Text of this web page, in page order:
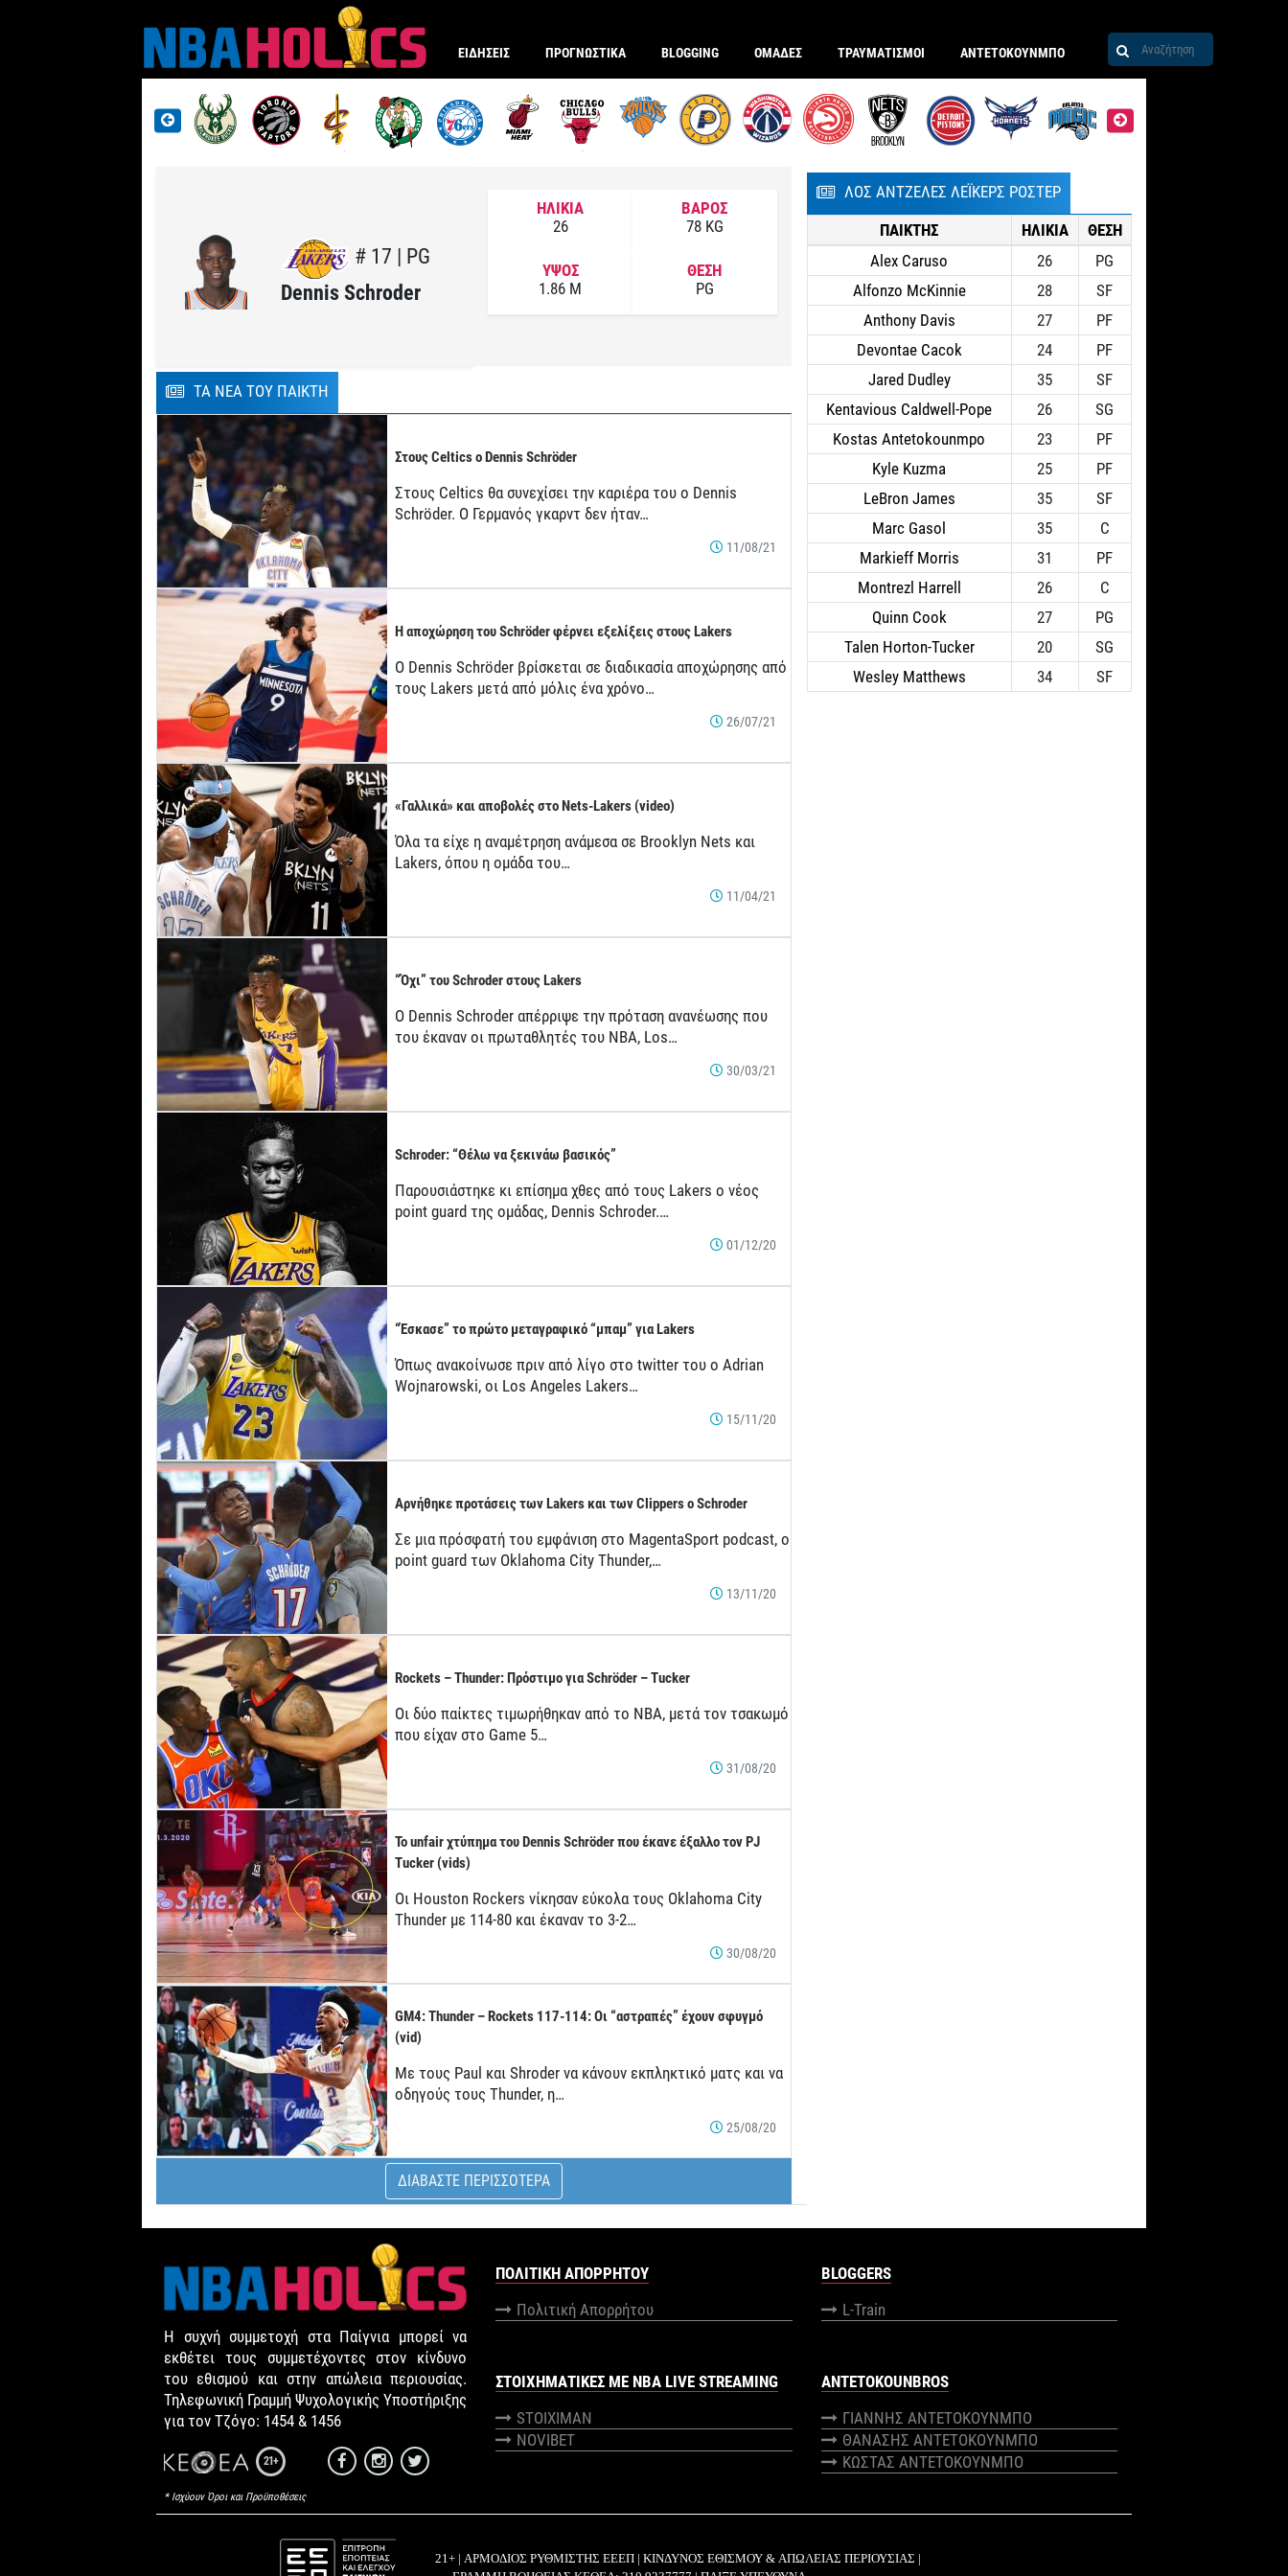
ΕΙΔΗΣΕΙΣ ΠΡΟΓΝΩΣΤΙΚΑ BLOGGING ΟΜΑΔΕΣ ΤΡΑΥΜΑΤΙΣΜΟΙ ΑΝΤΕΤΟΚΟΥΝΜΠΟ
# 17 | PG
Dennis Schroder
ΗΛΙΚΙΑ
26
ΒΑΡΟΣ
78 KG
ΥΨΟΣ
1.86 M
ΘΕΣΗ
PG
ΤΑ ΝΕΑ ΤΟΥ ΠΑΙΚΤΗ
Στους Celtics ο Dennis Schröder
Στους Celtics θα συνεχίσει την καριέρα του ο Dennis
Schröder. Ο Γερμανός γκαρντ δεν ήταν…
11/08/21
Η αποχώρηση του Schröder φέρνει εξελίξεις στους Lakers
Ο Dennis Schröder βρίσκεται σε διαδικασία αποχώρησης από
τους Lakers μετά από μόλις ένα χρόνο…
26/07/21
«Γαλλικά» και αποβολές στο Nets-Lakers (video)
Όλα τα είχε η αναμέτρηση ανάμεσα σε Brooklyn Nets και
Lakers, όπου η ομάδα του…
11/04/21
“Όχι” του Schroder στους Lakers
Ο Dennis Schroder απέρριψε την πρόταση ανανέωσης που
του έκαναν οι πρωταθλητές του NBA, Los…
30/03/21
Schroder: “Θέλω να ξεκινάω βασικός”
Παρουσιάστηκε κι επίσημα χθες από τους Lakers o νέος
point guard της ομάδας, Dennis Schroder.…
01/12/20
“Έσκασε” το πρώτο μεταγραφικό “μπαμ” για Lakers
Όπως ανακοίνωσε πριν από λίγο στο twitter του ο Adrian
Wojnarowski, οι Los Angeles Lakers…
15/11/20
Αρνήθηκε προτάσεις των Lakers και των Clippers o Schroder
Σε μια πρόσφατή του εμφάνιση στο MagentaSport podcast, o
point guard των Oklahoma City Thunder,…
13/11/20
Rockets – Thunder: Πρόστιμο για Schröder – Tucker
Οι δύο παίκτες τιμωρήθηκαν από το ΝΒΑ, μετά τον τσακωμό
που είχαν στο Game 5…
31/08/20
Το unfair χτύπημα του Dennis Schröder που έκανε έξαλλο τον PJ
Tucker (vids)
Οι Houston Rockers νίκησαν εύκολα τους Oklahoma City
Thunder με 114-80 και έκαναν το 3-2…
30/08/20
GM4: Thunder – Rockets 117-114: Οι “αστραπές” έχουν σφυγμό
(vid)
Με τους Paul και Shroder να κάνουν εκπληκτικό ματς και να
οδηγούς τους Thunder, η…
25/08/20
ΔΙΑΒΑΣΤΕ ΠΕΡΙΣΣΟΤΕΡΑ
ΛΟΣ ΑΝΤΖΕΛΕΣ ΛΕΪΚΕΡΣ ΡΟΣΤΕΡ
ΠΑΙΚΤΗΣ
ΗΛΙΚΙΑ
ΘΕΣΗ
Alex Caruso
26
PG
Alfonzo McKinnie
28
SF
Anthony Davis
27
PF
Devontae Cacok
24
PF
Jared Dudley
35
SF
Kentavious Caldwell-Pope
26
SG
Kostas Antetokounmpo
23
PF
Kyle Kuzma
25
PF
LeBron James
35
SF
Marc Gasol
35
C
Markieff Morris
31
PF
Montrezl Harrell
26
C
Quinn Cook
27
PG
Talen Horton-Tucker
20
SG
Wesley Matthews
34 SF
Η συχνή συμμετοχή στα Παίγνια μπορεί να
εκθέτει τους συμμετέχοντες στον κίνδυνο
του εθισμού και στην απώλεια περιουσίας.
Τηλεφωνική Γραμμή Ψυχολογικής Υποστήριξης
για τον Τζόγο: 1454 & 1456
21+
* Ισχύουν Όροι και Προϋποθέσεις
ΠΟΛΙΤΙΚΉ ΑΠΟΡΡΉΤΟΥ
Πολιτική Απορρήτου
BLOGGERS
L-Train
ΣΤΟΙΧΗΜΑΤΙΚΕΣ ΜΕ NBA LIVE STREAMING
STOIXIMAN
NOVIBET
ANTETOKOUNBROS
ΓΙΑΝΝΗΣ ΑΝΤΕΤΟΚΟΥΝΜΠΟ
ΘΑΝΑΣΗΣ ΑΝΤΕΤΟΚΟΥΝΜΠΟ
ΚΩΣΤΑΣ ΑΝΤΕΤΟΚΟΥΝΜΠΟ